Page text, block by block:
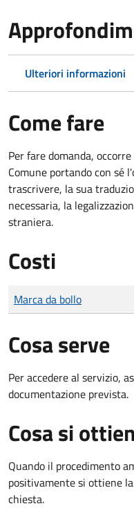
Ulteriori informazioni
Come fare
Per fare domanda,
Comune portando con sé
trascrivere, la sua
necessaria, la
straniera.
Costi
Tipo di pagamento
Importo
Marca da bollo
Cosa serve
Per accedere al servizio,
documentazione prevista.
Cosa si
Quando il procedimento
positivamente si ottiene
chiesta.